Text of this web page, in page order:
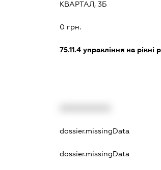
КВАРТАЛ, 3Б
0 грн.
75.11.4 управління на рівні
dossier.missingData
dossier.missingData